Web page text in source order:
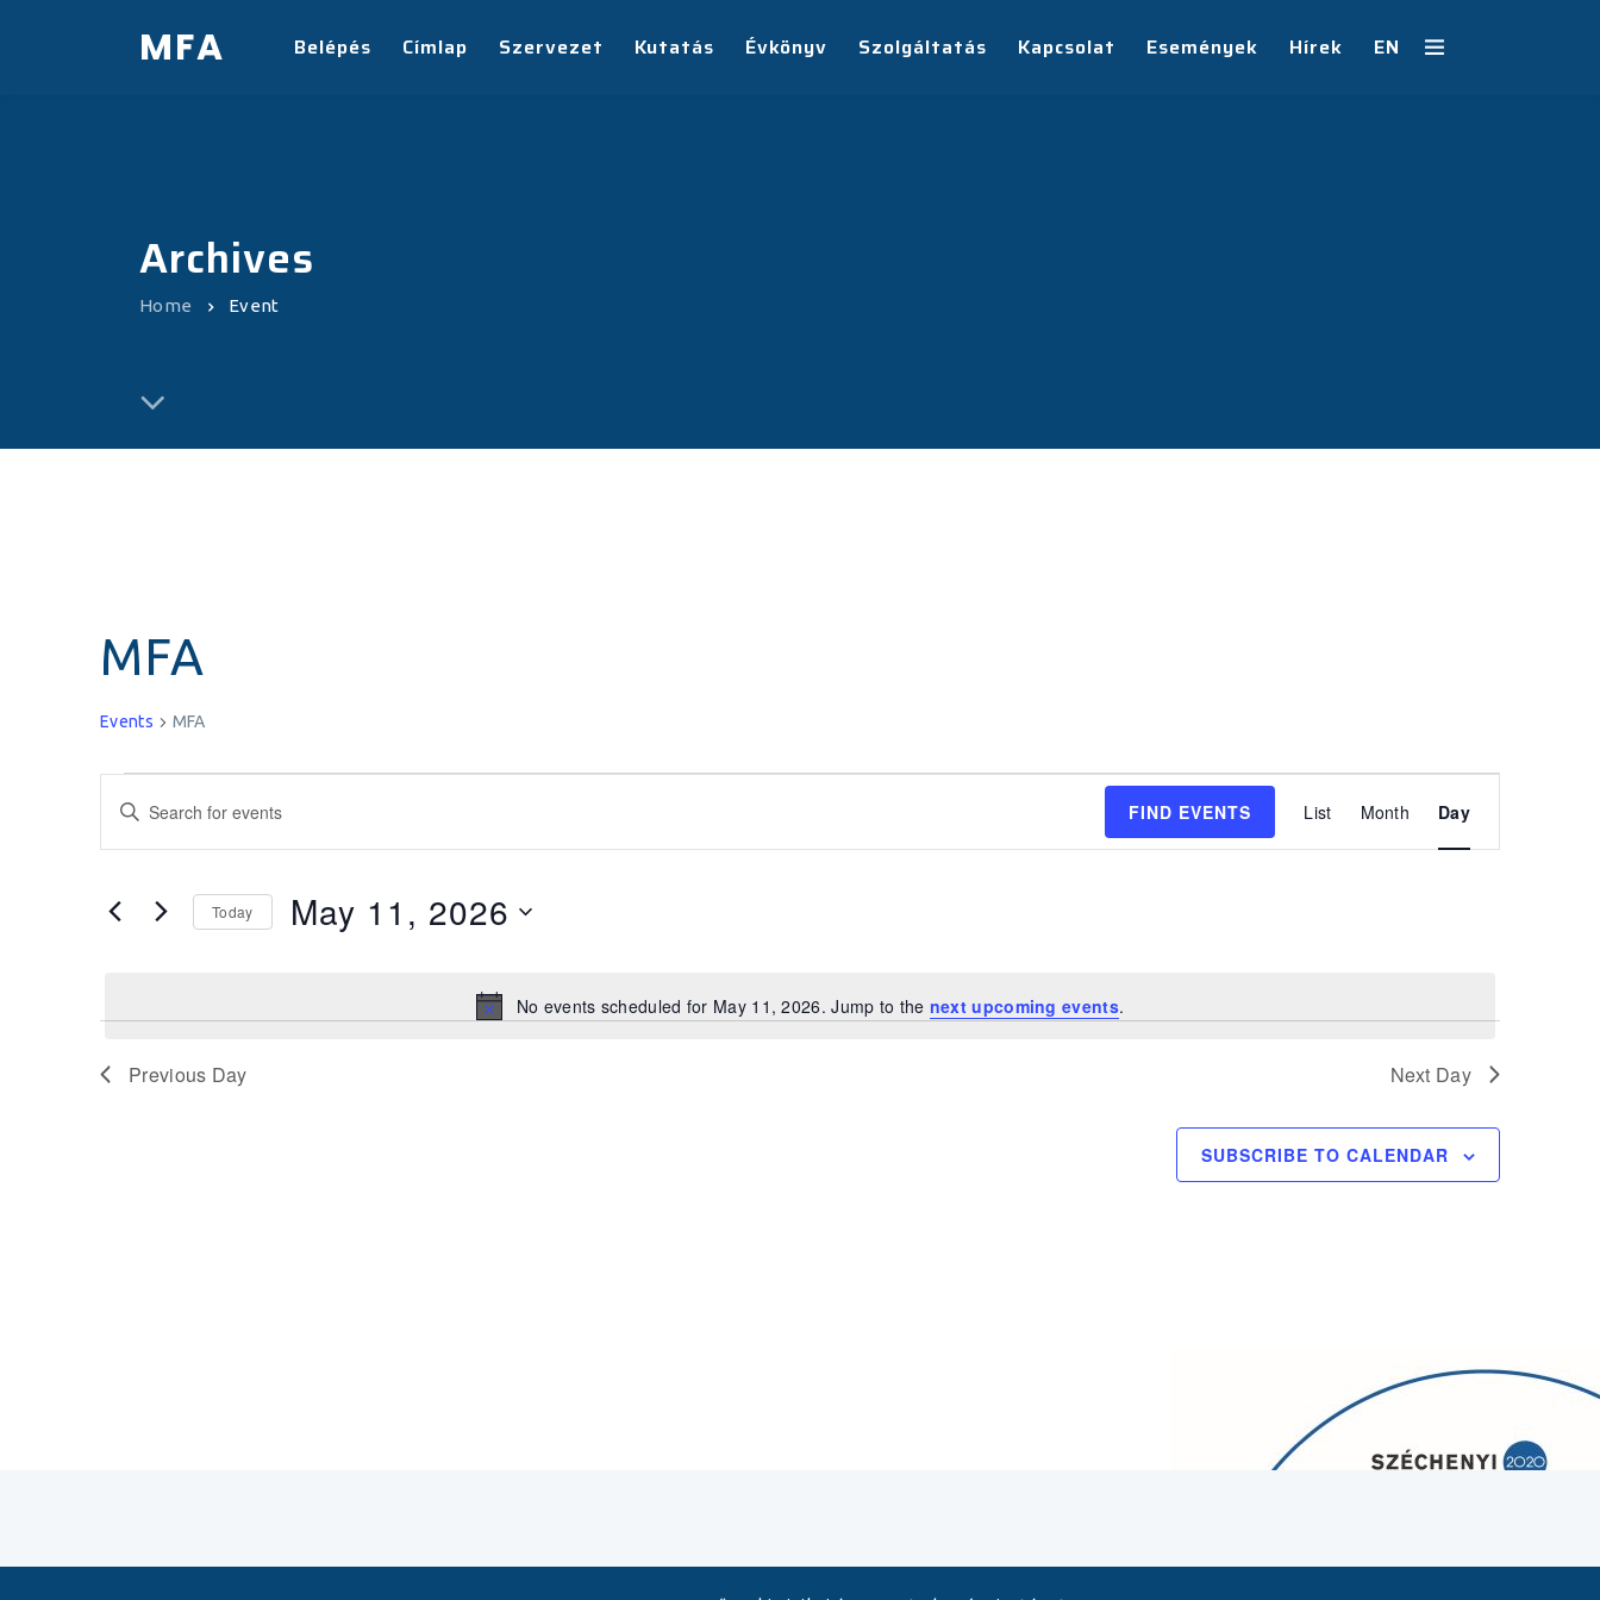
MFA Belépés Címlap Szervezet Kutatás Évkönyv Szolgáltatás Kapcsolat Események Hírek EN
Archives
Home Event
MFA
Events MFA
Notice
No events scheduled for May 11, 2026. Jump to the next upcoming events.
Events
Search
and
Navigation
Enter
Events
FIND EVENTS
Event
Views
List Month Day
Today May 11, 2026
Previous Day Next Day
SUBSCRIBE TO CALENDAR